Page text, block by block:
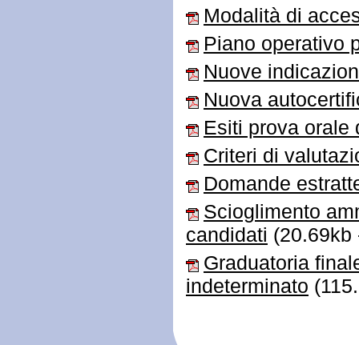
Modalità di
Piano operativo
Nuove
Nuova
Esiti prova orale
Criteri di
Domande
Scioglimento
candidati (20.69kb
Graduatoria
indeterminato